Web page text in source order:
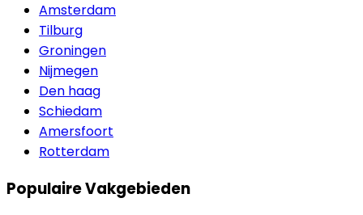
Amsterdam
Tilburg
Groningen
Nijmegen
Den haag
Schiedam
Amersfoort
Rotterdam
Populaire Vakgebieden